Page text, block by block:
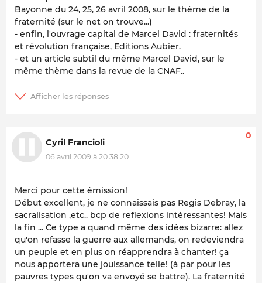
Bayonne du 24, 25, 26 avril 2008, sur le thème de la
fraternité (sur le net on trouve...)
- enfin, l'ouvrage capital de Marcel David : fraternités
et révolution française, Editions Aubier.
- et un article subtil du même Marcel David, sur le
même thème dans la revue de la CNAF..
Cyril Francioli
06 avril 2009 à 20:38:20
0
Merci pour cette émission!
Début excellent, je ne connaissais pas Regis Debray, la
sacralisation ,etc.. bcp de reflexions intéressantes! Mais
la fin ... Ce type a quand même des idées bizarre: allez
qu'on refasse la guerre aux allemands, on redeviendra
un peuple et en plus on réapprendra à chanter! ça
nous apportera une jouissance telle! (à par pour les
pauvres types qu'on va envoyé se battre). La fraternité